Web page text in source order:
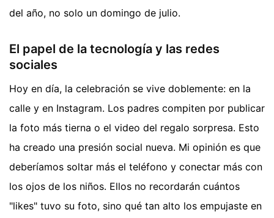
del año, no solo un domingo de julio.
El papel de la tecnología y las redes
sociales
Hoy en día, la celebración se vive doblemente: en la
calle y en Instagram. Los padres compiten por publicar
la foto más tierna o el video del regalo sorpresa. Esto
ha creado una presión social nueva. Mi opinión es que
deberíamos soltar más el teléfono y conectar más con
los ojos de los niños. Ellos no recordarán cuántos
"likes" tuvo su foto, sino qué tan alto los empujaste en